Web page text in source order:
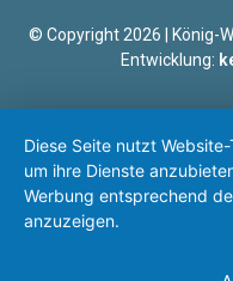
© Copyright 2026 | König-
Entwicklung:
Diese Seite nutzt
um ihre Dienste
Werbung entsprechend
anzuzeigen.